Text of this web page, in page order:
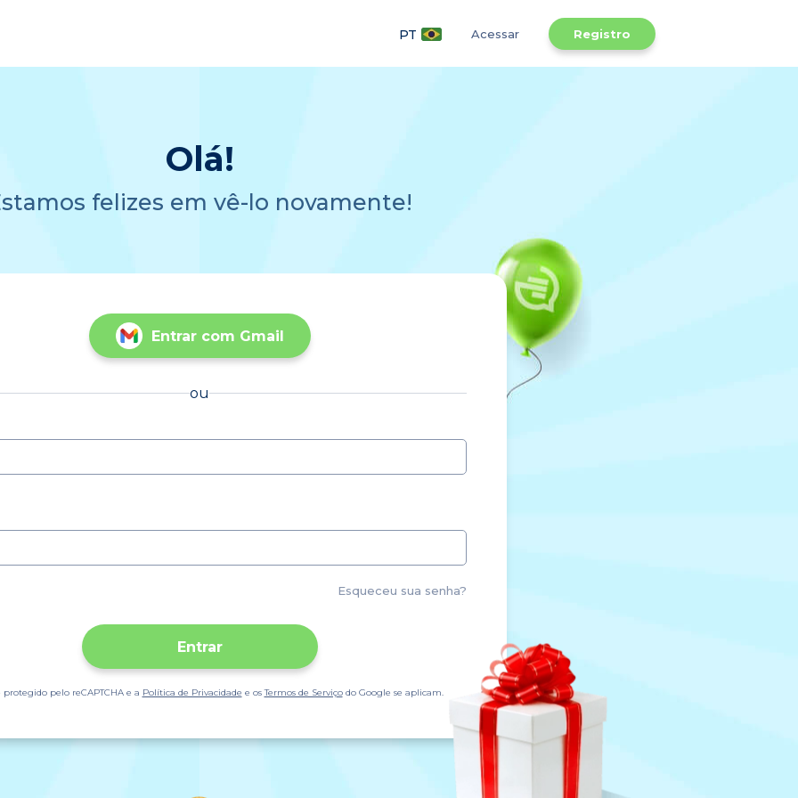
PT Acessar Registro
Olá!
felizes em vê-lo novamente!
Entrar com Gmail
ou
Esqueceu sua senha?
Entrar
protegido pelo reCAPTCHA e a Política de Privacidade e osTermos de Serviçodo Google se aplicam.